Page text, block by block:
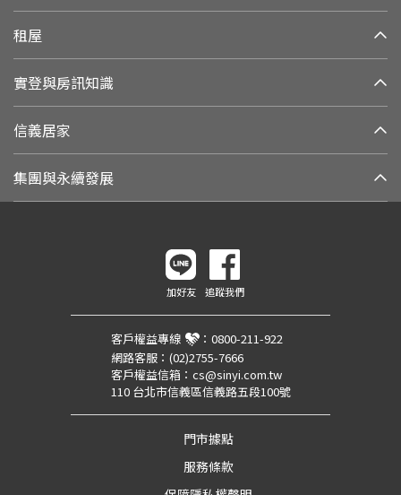
租屋
實登與房訊知識
信義居家
集團與永續發展
加好友 追蹤我們
客戶權益專線 ： 0800-211-922
網路客服： (02)2755-7666
客戶權益信箱： cs@sinyi.com.tw
110 台北市信義區信義路五段100號
門市據點
服務條款